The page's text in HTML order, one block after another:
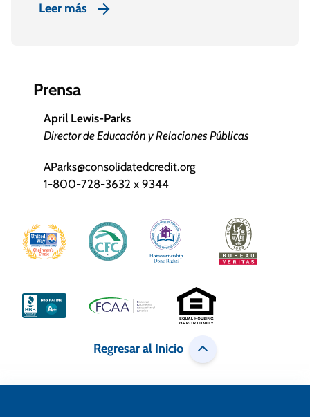
Leer más
Prensa
April Lewis-Parks
Director de Educación y Relaciones Públicas
AParks@consolidatedcredit.org
1-800-728-3632 x 9344
Regresar al Inicio